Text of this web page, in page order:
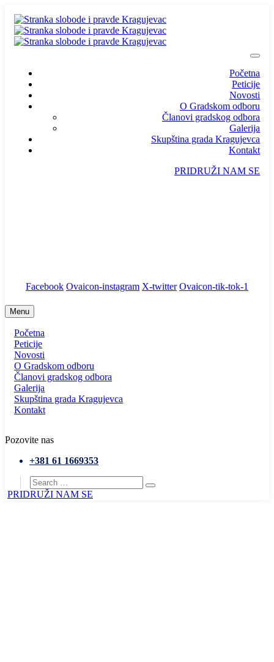
Početna
Peticije
Novosti
O Gradskom odboru
Članovi gradskog odbora
Galerija
Skupština grada Kragujevca
Kontakt
PRIDRUŽI NAM SE
Facebook Ovaicon-instagram X-twitter Ovaicon-tik-tok-1
Menu
Početna
Peticije
Novosti
O Gradskom odboru
Članovi gradskog odbora
Galerija
Skupština grada Kragujevca
Kontakt
Pozovite nas
+381 61 1669353
PRIDRUŽI NAM SE